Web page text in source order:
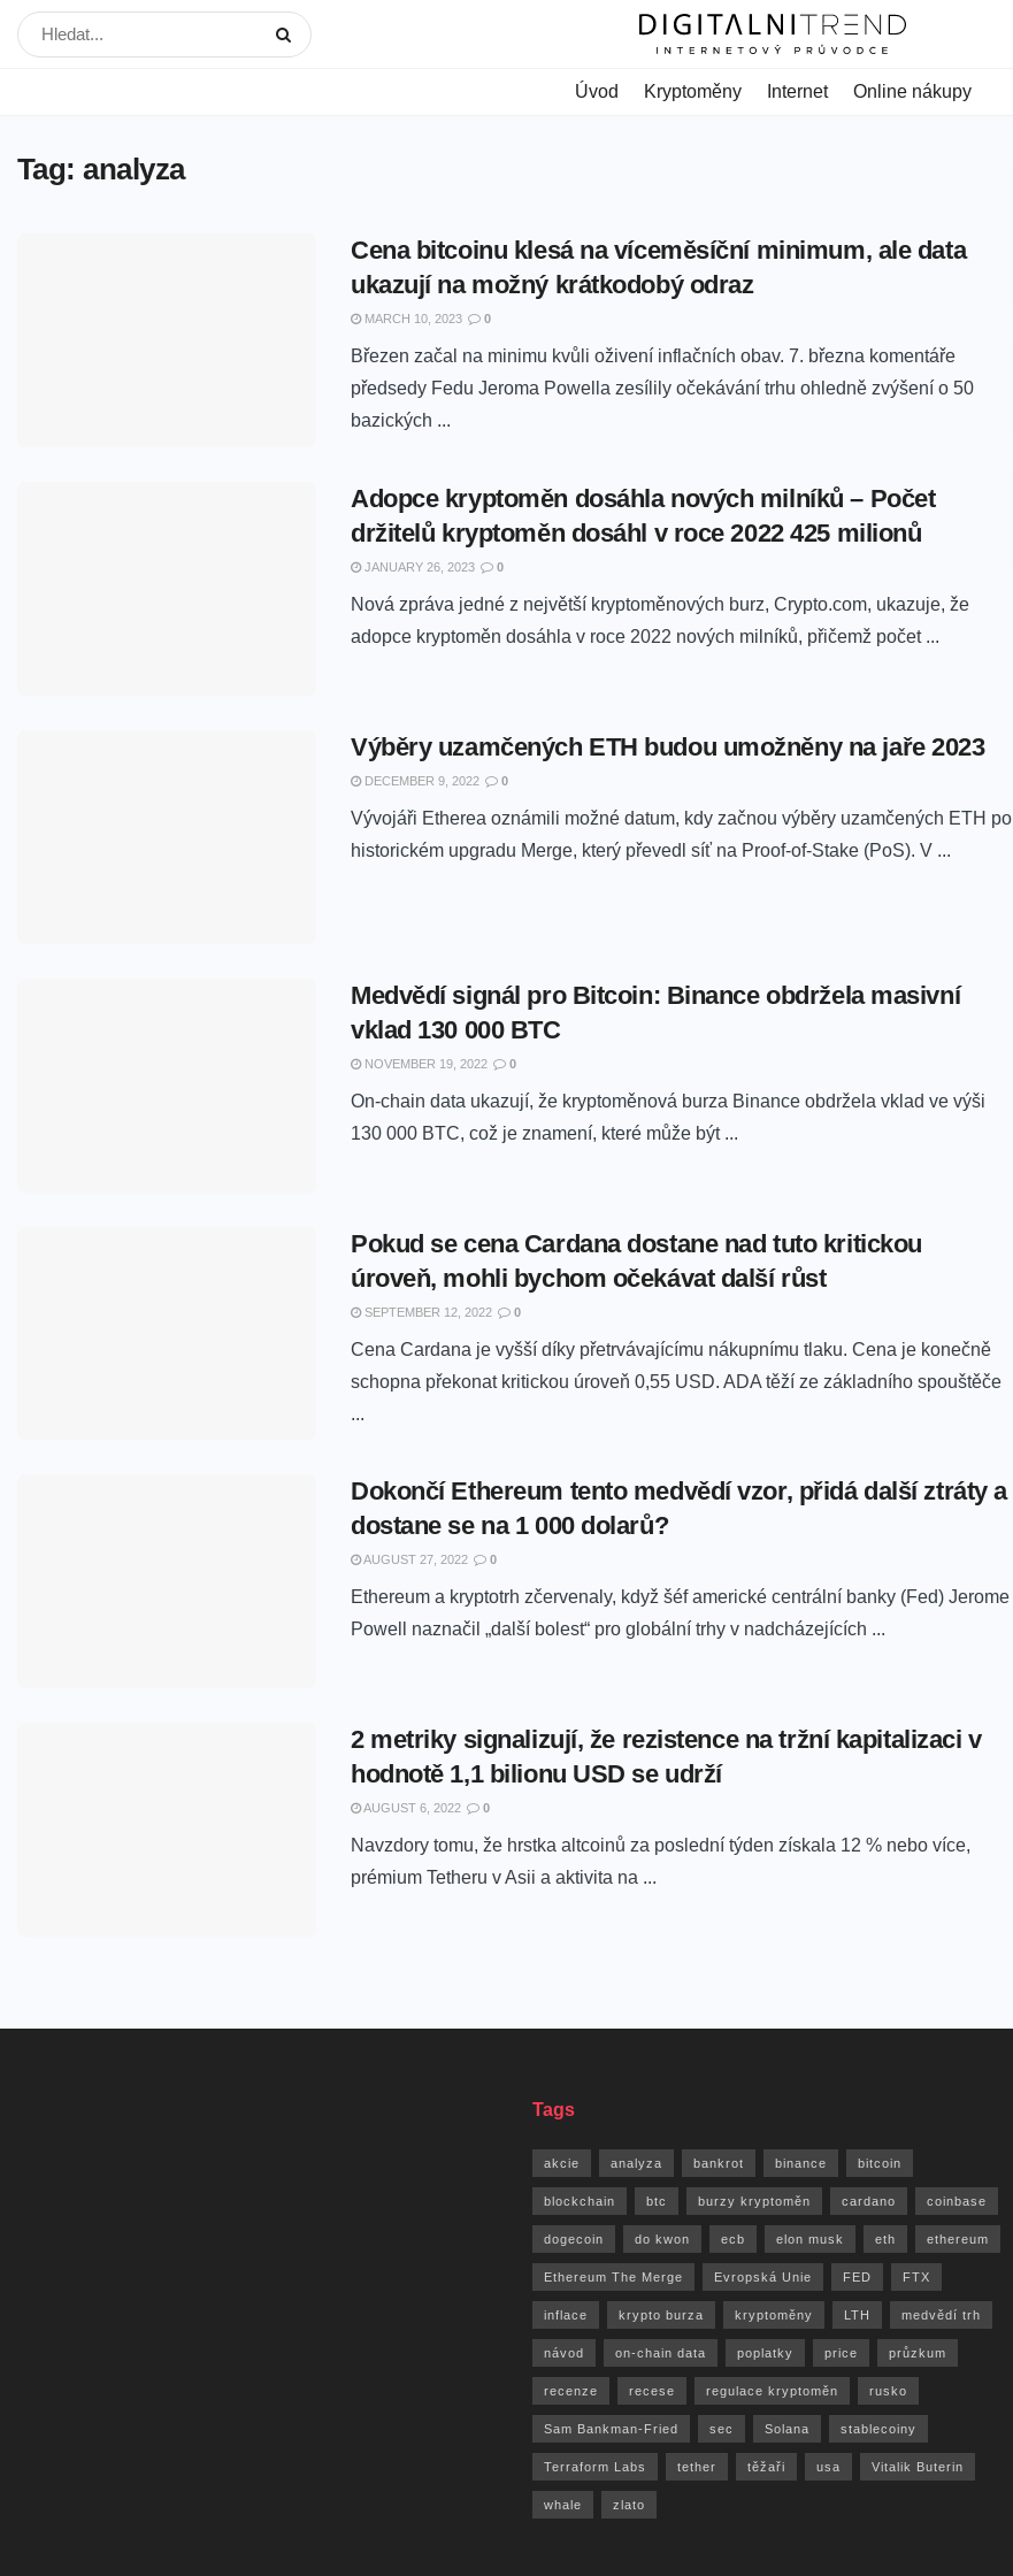
Úvod Kryptoměny Internet Online nákupy
Tag:analyza
Cena bitcoinu klesá na víceměsíční minimum, ale data
ukazují na možný krátkodobý odraz
MARCH 10, 2023 0
Březen začal na minimu kvůli oživení inflačních obav. 7. března komentáře
předsedy Fedu Jeroma Powella zesílily očekávání trhu ohledně zvýšení o 50
bazických ...
Adopce kryptoměn dosáhla nových milníků – Počet
držitelů kryptoměn dosáhl v roce 2022 425 milionů
JANUARY 26, 2023 0
Nová zpráva jedné z největší kryptoměnových burz, Crypto.com, ukazuje, že
adopce kryptoměn dosáhla v roce 2022 nových milníků, přičemž počet ...
Výběry uzamčených ETH budou umožněny na jaře 2023
DECEMBER 9, 2022 0
Vývojáři Etherea oznámili možné datum, kdy začnou výběry uzamčených ETH po
historickém upgradu Merge, který převedl síť na Proof-of-Stake (PoS). V ...
Medvědí signál pro Bitcoin: Binance obdržela masivní
vklad 130 000 BTC
NOVEMBER 19, 2022 0
On-chain data ukazují, že kryptoměnová burza Binance obdržela vklad ve výši
130 000 BTC, což je znamení, které může být ...
Pokud se cena Cardana dostane nad tuto kritickou
úroveň, mohli bychom očekávat další růst
SEPTEMBER 12, 2022 0
Cena Cardana je vyšší díky přetrvávajícímu nákupnímu tlaku. Cena je konečně
schopna překonat kritickou úroveň 0,55 USD. ADA těží ze základního spouštěče
...
Dokončí Ethereum tento medvědí vzor, přidá další ztráty a
dostane se na 1 000 dolarů?
AUGUST 27, 2022 0
Ethereum a kryptotrh zčervenaly, když šéf americké centrální banky (Fed) Jerome
Powell naznačil „další bolest“ pro globální trhy v nadcházejících ...
2 metriky signalizují, že rezistence na tržní kapitalizaci v
hodnotě 1,1 bilionu USD se udrží
AUGUST 6, 2022 0
Navzdory tomu, že hrstka altcoinů za poslední týden získala 12 % nebo více,
prémium Tetheru v Asii a aktivita na ...
Tags
akcie analyza bankrot binance bitcoin
blockchain btc burzy kryptoměn cardano coinbase
dogecoin do kwon ecb elon musk eth ethereum
Ethereum The Merge Evropská Unie FED FTX
inflace krypto burza kryptoměny LTH medvědí trh
návod on-chain data poplatky price průzkum
recenze recese regulace kryptoměn rusko
Sam Bankman-Fried sec Solana stablecoiny
Terraform Labs tether těžaři usa Vitalik Buterin
whale zlato